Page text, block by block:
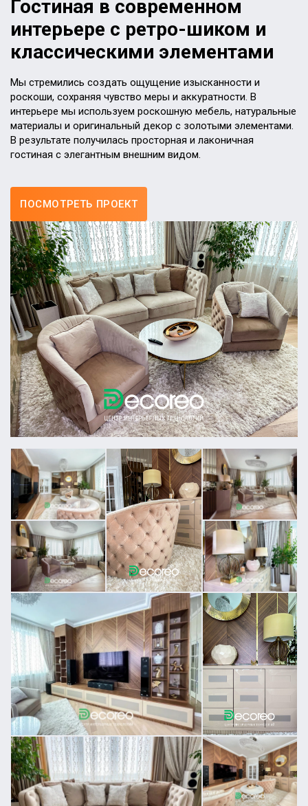
Гостиная в современном
интерьере с ретро-шиком и
классическими элементами
Мы стремились создать ощущение изысканности и
роскоши, сохраняя чувство меры и аккуратности. В
интерьере мы используем роскошную мебель, натуральные
материалы и оригинальный декор с золотыми элементами.
В результате получилась просторная и лаконичная
гостиная с элегантным внешним видом.
ПОСМОТРЕТЬ ПРОЕКТ